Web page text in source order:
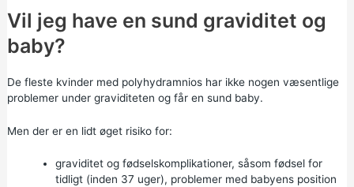
Vil jeg have en sund graviditet og
baby?
De fleste kvinder med polyhydramnios har ikke nogen væsentlige
problemer under graviditeten og får en sund baby.
Men der er en lidt øget risiko for:
graviditet og fødselskomplikationer, såsom fødsel for
tidligt(inden 37 uger), problemer med babyens position